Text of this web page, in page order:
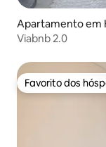
Apartamento em
Viabnb 2.0
Favorito dos
Favorito dos